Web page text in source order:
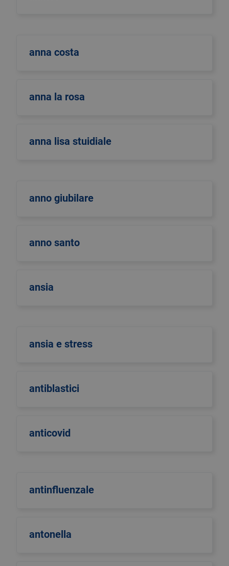
anna costa
anna la rosa
anna lisa stuidiale
anno giubilare
anno santo
ansia
ansia e stress
antiblastici
anticovid
antinfluenzale
antonella